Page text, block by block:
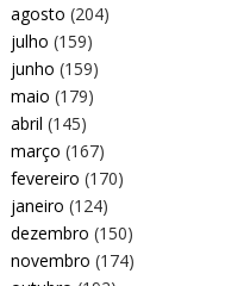
agosto (204)
julho (159)
junho (159)
maio (179)
abril (145)
março (167)
fevereiro (170)
janeiro (124)
dezembro (150)
novembro (174)